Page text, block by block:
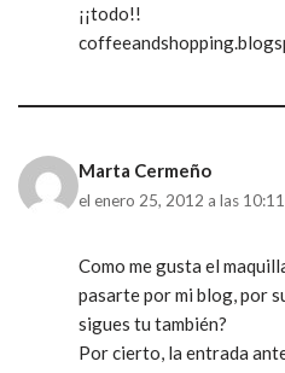
¡¡todo!!
Marta Cermeño
el enero 25, 2012 a las
Como me gusta el
pasarte por mi blog, por
sigues tu también?
Por cierto, la entrada